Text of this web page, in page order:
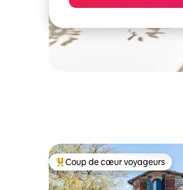
Coups de cœur voyageurs les
Coup de cœur voyageurs